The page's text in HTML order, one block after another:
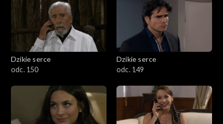
Dzikie serce
odc. 150
Dzikie serce
odc. 149